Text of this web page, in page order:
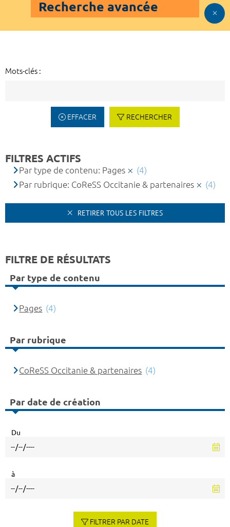
Recherche avancée
Mots-clés :
EFFACER RECHERCHER
FILTRES ACTIFS
Par type de contenu: Pages
(4)
Par rubrique: CoReSS Occitanie & partenaires
(4)
RETIRER TOUS LES FILTRES
FILTRE DE RÉSULTATS
Par type de contenu
Pages (4)
Par rubrique
CoReSS Occitanie & partenaires (4)
Par date de création
Du
à
FILTRER PAR DATE